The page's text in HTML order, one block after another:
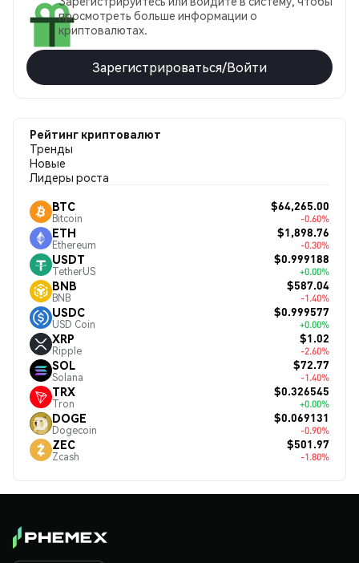
просмотреть больше информации о
криптовалютах.
Зарегистрироваться/Войти
Рейтинг криптовалют
Тренды
Новые
Лидеры роста
BTC
Bitcoin
$64,265.00
-0.60%
ETH
Ethereum
$1,898.76
-0.30%
USDT
TetherUS
$0.999188
+0.00%
BNB
BNB
$587.04
-1.40%
USDC
USD Coin
$0.999577
+0.00%
XRP
Ripple
$1.02
-2.60%
SOL
Solana
$72.77
-1.40%
TRX
Tron
$0.326545
+0.00%
DOGE
Dogecoin
$0.069131
-0.90%
ZEC
Zcash
$501.97
-1.80%